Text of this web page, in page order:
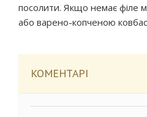
посолити. Якщо немає філе
або варено-копченою
КОМЕНТАРІ